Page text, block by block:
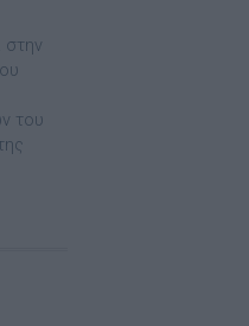
στην
του